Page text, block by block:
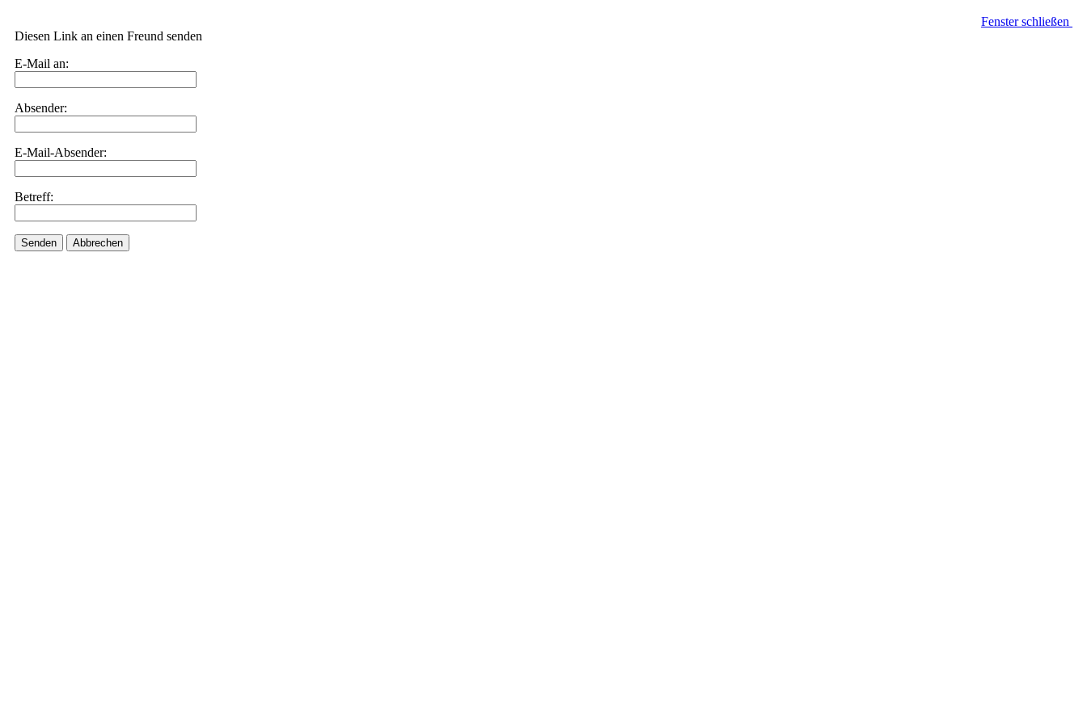
Fenster schließen
Diesen Link an einen Freund senden
E-Mail an:
Absender:
E-Mail-Absender:
Betreff:
Senden Abbrechen